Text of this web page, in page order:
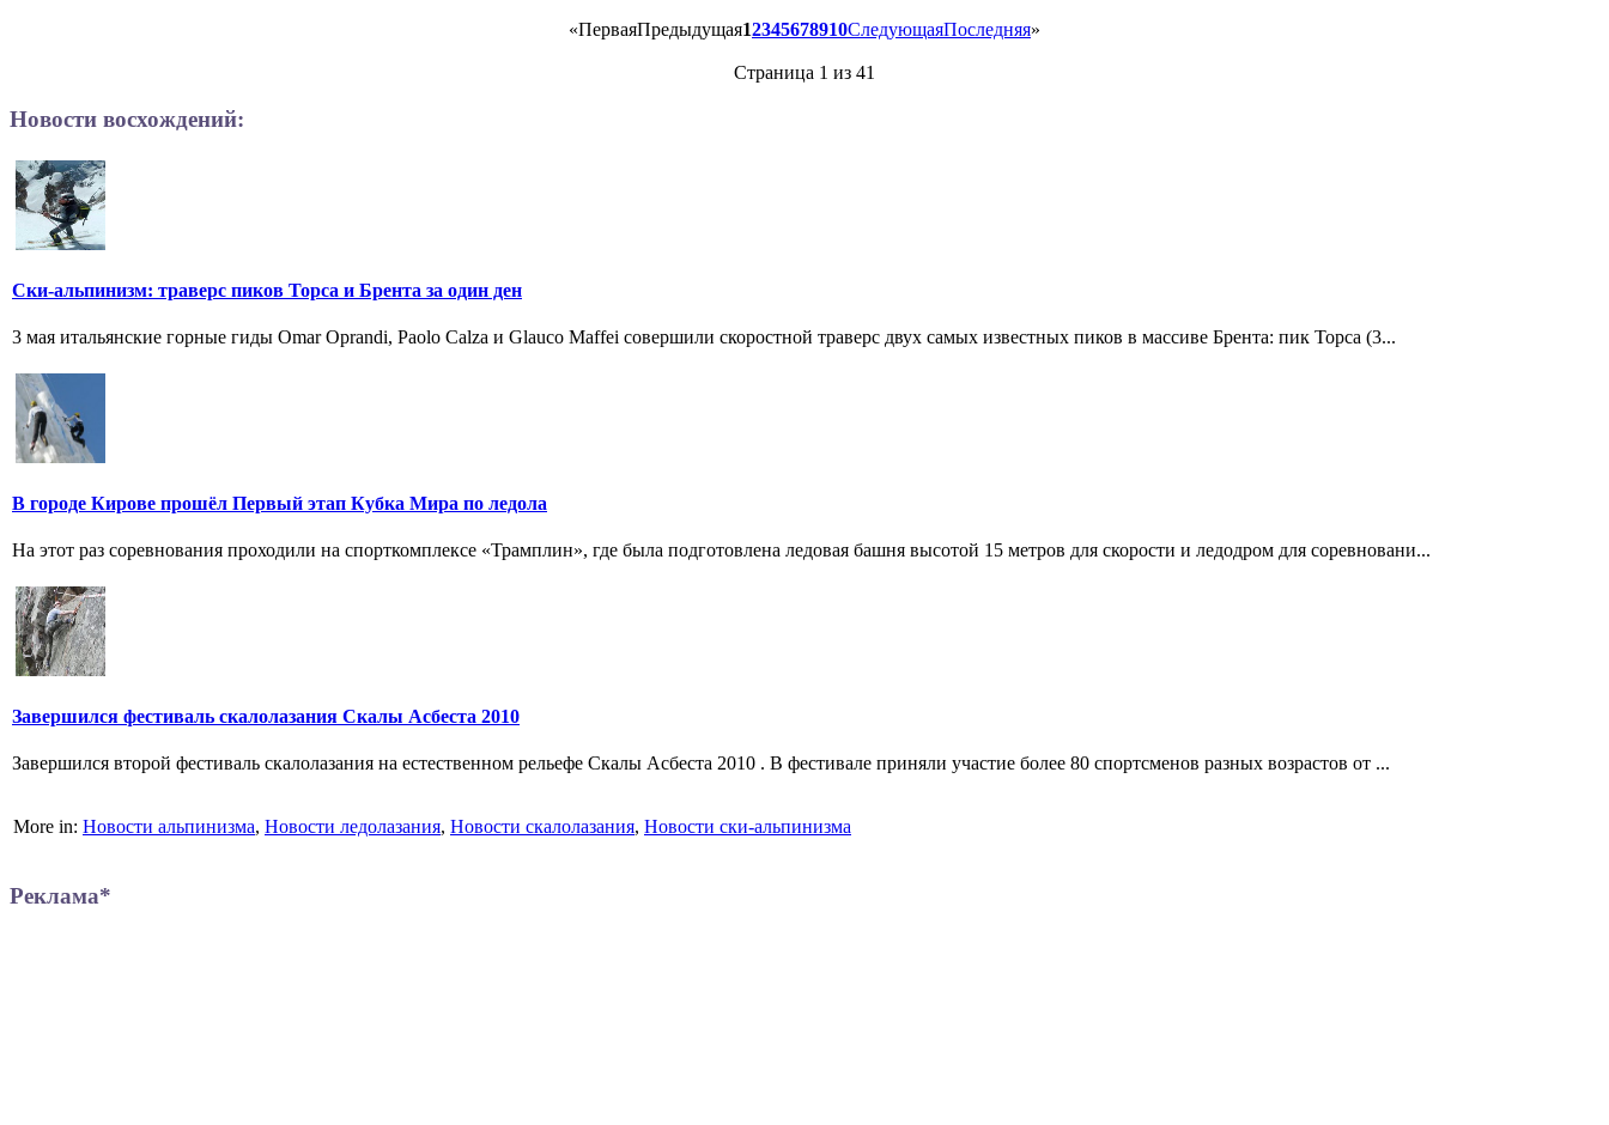
«ПерваяПредыдущая12345678910СледующаяПоследняя»
Страница 1 из 41
Новости восхождений:
Ски-альпинизм: траверс пиков Торса и Брента за один ден
3 мая итальянские горные гиды Omar Oprandi, Paolo Calza и Glauco Maffei совершили скоростной траверс двух самых известных пиков в массиве Брента: пик Торса (3...
В городе Кирове прошёл Первый этап Кубка Мира по ледола
На этот раз соревнования проходили на спорткомплексе «Трамплин», где была подготовлена ледовая башня высотой 15 метров для скорости и ледодром для соревновани...
Завершился фестиваль скалолазания Скалы Асбеста 2010
Завершился второй фестиваль скалолазания на естественном рельефе Скалы Асбеста 2010 . В фестивале приняли участие более 80 спортсменов разных возрастов от ...
More in: Новости альпинизма, Новости ледолазания, Новости скалолазания, Новости ски-альпинизма
Реклама*